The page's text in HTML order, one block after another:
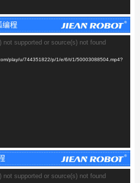
视
播
not supported or source(s) not found
play/u/744351822/p/1/e/6/t/1/50003088504.mp4?
视
not supported or source(s) not found